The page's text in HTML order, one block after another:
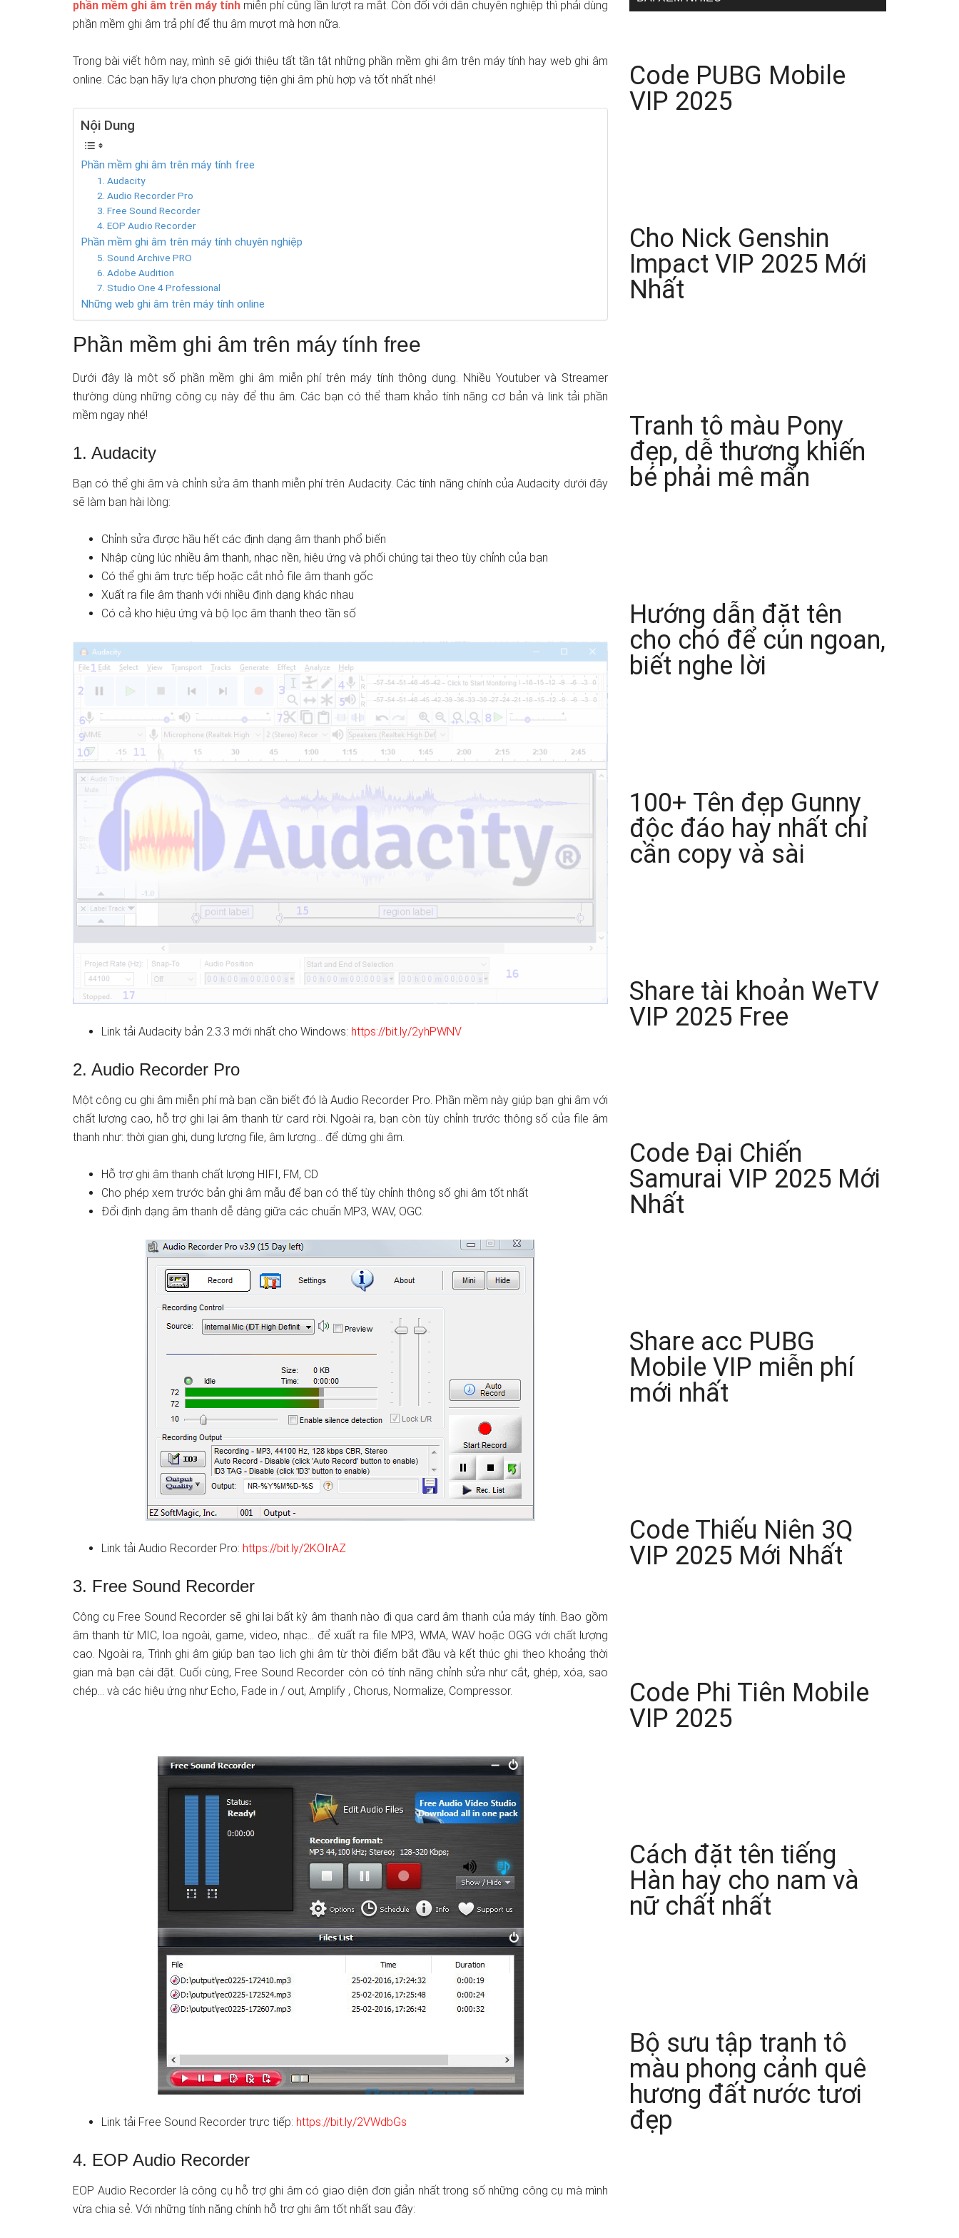
phần mềm ghi âm trên máy tính miễn phí cũng lần lượt ra mắt. Còn đối với dân chuyên nghiệp thì phải dùng
phần mềm ghi âm trả phí để thu âm mượt mà hơn nữa.
Trong bài viết hôm nay, mình sẽ giới thiệu tất tần tật những phần mềm ghi âm trên máy tính hay web ghi âm
online. Các bạn hãy lựa chọn phương tiện ghi âm phù hợp và tốt nhất nhé!
Nội Dung
Phần mềm ghi âm trên máy tính free
1. Audacity
2. Audio Recorder Pro
3. Free Sound Recorder
4. EOP Audio Recorder
Phần mềm ghi âm trên máy tính chuyên nghiệp
5. Sound Archive PRO
6. Adobe Audition
7. Studio One 4 Professional
Những web ghi âm trên máy tính online
Phần mềm ghi âm trên máy tính free
Dưới đây là một số phần mềm ghi âm miễn phí trên máy tính thông dụng. Nhiều Youtuber và Streamer
thường dùng những công cụ này để thu âm. Các bạn có thể tham khảo tính năng cơ bản và link tải phần
mềm ngay nhé!
1. Audacity
Bạn có thể ghi âm và chỉnh sửa âm thanh miễn phí trên Audacity. Các tính năng chính của Audacity dưới đây
sẽ làm bạn hài lòng:
Chỉnh sửa được hầu hết các định dạng âm thanh phổ biến
Nhập cùng lúc nhiều âm thanh, nhạc nền, hiệu ứng và phối chúng tại theo tùy chỉnh của bạn
Có thể ghi âm trực tiếp hoặc cắt nhỏ file âm thanh gốc
Xuất ra file âm thanh với nhiều định dạng khác nhau
Có cả kho hiệu ứng và bộ lọc âm thanh theo tần số
Link tải Audacity bản 2.3.3 mới nhất cho Windows: https://bit.ly/2yhPWNV
2. Audio Recorder Pro
Một công cụ ghi âm miễn phí mà bạn cần biết đó là Audio Recorder Pro. Phần mềm này giúp bạn ghi âm với
chất lượng cao, hỗ trợ ghi lại âm thanh từ card rời. Ngoài ra, bạn còn tùy chỉnh trước thông số của file âm
thanh như: thời gian ghi, dung lượng file, âm lượng… để dừng ghi âm.
Hỗ trợ ghi âm thanh chất lượng HIFI, FM, CD
Cho phép xem trước bản ghi âm mẫu để bạn có thể tùy chỉnh thông số ghi âm tốt nhất
Đổi định dạng âm thanh dễ dàng giữa các chuẩn MP3, WAV, OGC.
Link tải Audio Recorder Pro: https://bit.ly/2KOIrAZ
3. Free Sound Recorder
Công cụ Free Sound Recorder sẽ ghi lại bất kỳ âm thanh nào đi qua card âm thanh của máy tính. Bao gồm
âm thanh từ MIC, loa ngoài, game, video, nhạc… để xuất ra file MP3, WMA, WAV hoặc OGG với chất lượng
cao. Ngoài ra, Trình ghi âm giúp bạn tạo lịch ghi âm từ thời điểm bắt đầu và kết thúc ghi theo khoảng thời
gian mà bạn cài đặt. Cuối cùng, Free Sound Recorder còn có tính năng chỉnh sửa như cắt, ghép, xóa, sao
chép… và các hiệu ứng như Echo, Fade in / out, Amplify , Chorus, Normalize, Compressor.
Link tải Free Sound Recorder trực tiếp: https://bit.ly/2VWdbGs
4. EOP Audio Recorder
EOP Audio Recorder là công cụ hỗ trợ ghi âm có giao diện đơn giản nhất trong số những công cụ mà mình
vừa chia sẻ. Với những tính năng chính hỗ trợ ghi âm tốt nhất sau đây:
Code PUBG Mobile
VIP 2025
Cho Nick Genshin
Impact VIP 2025 Mới
Nhất
Tranh tô màu Pony
đẹp, dễ thương khiến
bé phải mê mẩn
Hướng dẫn đặt tên
cho chó để cún ngoan,
biết nghe lời
100+ Tên đẹp Gunny
độc đáo hay nhất chỉ
cần copy và sài
Share tài khoản WeTV
VIP 2025 Free
Code Đại Chiến
Samurai VIP 2025 Mới
Nhất
Share acc PUBG
Mobile VIP miễn phí
mới nhất
Code Thiếu Niên 3Q
VIP 2025 Mới Nhất
Code Phi Tiên Mobile
VIP 2025
Cách đặt tên tiếng
Hàn hay cho nam và
nữ chất nhất
Bộ sưu tập tranh tô
màu phong cảnh quê
hương đất nước tươi
đẹp